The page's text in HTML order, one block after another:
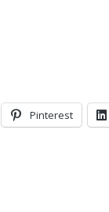
Pinterest